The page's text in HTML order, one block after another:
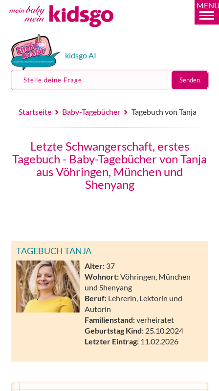
kidsgo AI
Stelle deine Frage Senden
Startseite Baby-Tagebücher Tagebuch von Tanja
Letzte Schwangerschaft, erstes
Tagebuch - Baby-Tagebücher von Tanja
aus Vöhringen, München und
Shenyang
TAGEBUCH TANJA
Alter: 37
Wohnort:Vöhringen, München
und Shenyang
Beruf: Lehrerin, Lektorin und
Autorin
Familienstand:verheiratet
Geburtstag Kind: 25.10.2024
Letzter Eintrag: 11.02.2026